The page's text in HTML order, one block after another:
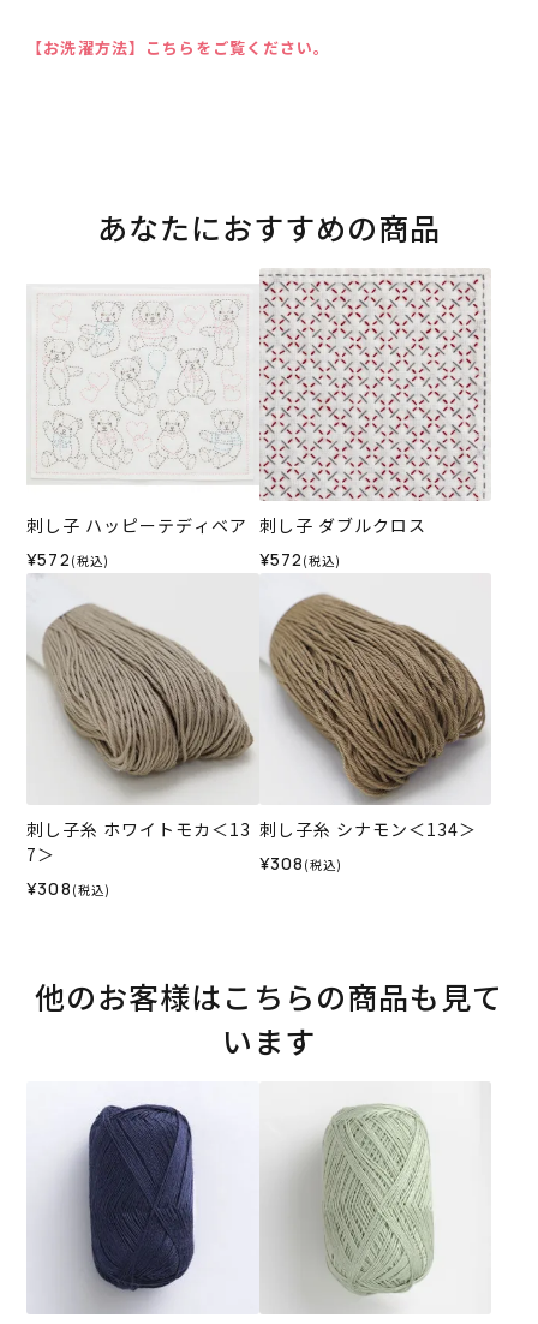
【お洗濯方法】こちらをご覧ください。
あなたにおすすめの商品
刺し子 ハッピーテディベア
¥572 (税込)
刺し子 ダブルクロス
¥572 (税込)
刺し子糸 ホワイトモカ＜13
7＞
¥308 (税込)
刺し子糸 シナモン＜134＞
¥308 (税込)
他のお客様はこちらの商品も見て
います